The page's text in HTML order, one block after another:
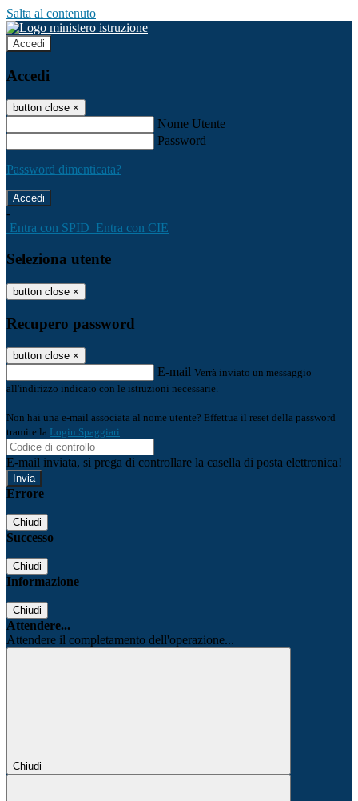
Salta al contenuto
Accedi
Accedi
button close ×
Nome Utente
Password
Password dimenticata?
-
Entra con SPID Entra con CIE
Seleziona utente
button close ×
Recupero password
button close ×
E-mail Verrà inviato un messaggio
all'indirizzo indicato con le istruzioni necessarie.
Non hai una e-mail associata al nome utente? Effettua il reset della password
tramite la Login Spaggiari
E-mail inviata, si prega di controllare la casella di posta elettronica!
Errore
Chiudi
Successo
Chiudi
Informazione
Chiudi
Attendere...
Attendere il completamento dell'operazione...
Chiudi